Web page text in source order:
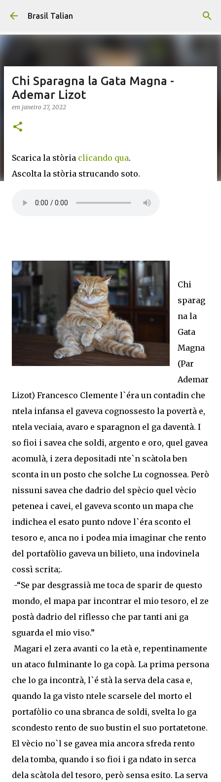
Pular para o conteúdo principal
Brasil Talian
Chi Sparagna la Gata Magna -
Ademar Lizot
em janeiro 27, 2022
Scarica la stòria clicando qua.
Ascolta la stòria strucando soto.
Chi
sparag
na la
Gata
Magna
(Par
Ademar
Lizot) Francesco Clemente l`éra un contadin che
ntela infansa el gaveva cognossesto la povertà e,
ntela veciaia, avaro e sparagnon el ga daventà. I
so fioi i savea che soldi, argento e oro, quel gavea
acomulà, i zera depositadi nte`n scàtola ben
sconta in un posto che solche Lu cognossea. Però
nissuni savea che dadrio del spècio quel vècio
petenea i cavei, el gaveva sconto un mapa che
indichea el esato punto ndove l`éra sconto el
tesoro e, anca no i podea mia imaginar che rento
del portafòlio gaveva un bilieto, una indovinela
cossì scrita;.
-“Se par desgrassià me toca de sparir de questo
mondo, el mapa par incontrar el mio tesoro, el ze
postà dadrio del riflesso che par tanti ani ga
sguarda el mio viso.”
Magari el zera avanti co la età e, repentinamente
un ataco fulminante lo ga copà. La prima persona
che lo ga incontrà, l`é stà la serva dela casa e,
quando la ga visto ntele scarsele del morto el
portafòlio co una sbranca de soldi, svelta lo ga
scondesto rento de suo bustin el suo portatetone.
El vècio no`l se gavea mia ancora sfreda rento
dela tomba, quando i so fioi i ga ndato in serca
dela scàtola del tesoro, però sensa esito. La serva